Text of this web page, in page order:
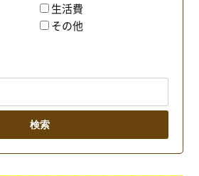
生活費
その他